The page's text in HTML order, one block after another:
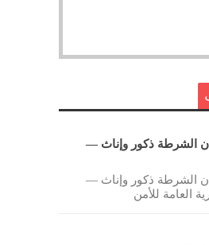
الشرطة ذكور وإناث —
الشرطة ذكور وإناث —